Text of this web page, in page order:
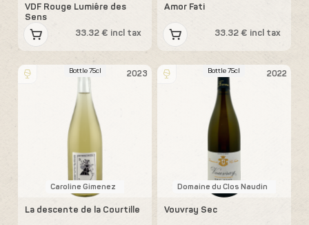
VDF Rouge Lumiére des
Sens
33.32 € incl tax
Amor Fati
33.32 € incl tax
2023
Bottle 75cl
Caroline Gimenez
La descente de la Courtille
2022
Bottle 75cl
Domaine du Clos Naudin
Vouvray Sec